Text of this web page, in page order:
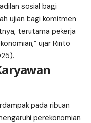
sosial bagi
ujian bagi komitmen
terutama pekerja
ujar Rinto
pada ribuan
perekonomian